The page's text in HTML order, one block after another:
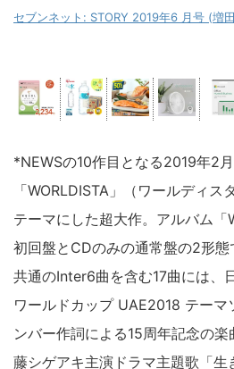
セブンネット: STORY 2019年6 月号 (
*NEWSの10作目となる2019年2
「WORLDISTA」（ワールディ
テーマにした超大作。アルバム「
初回盤とCDのみの通常盤の2形
共通のInter6曲を含む17曲には、
ワールドカップ UAE2018 テーマ
ンバー作詞による15周年記念の
藤シゲアキ主演ドラマ主題歌「生